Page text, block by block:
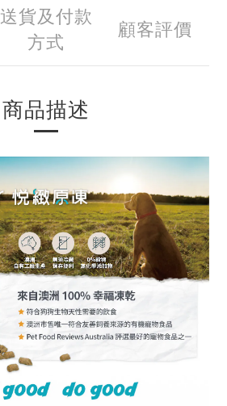
送貨及付款
方式
顧客評價
商品描述